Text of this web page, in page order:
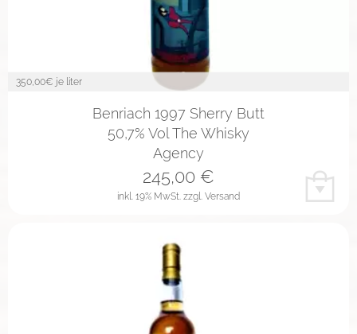
350,00€ je liter
Benriach 1997 Sherry Butt
50,7% Vol The Whisky
Agency
inkl. 19% MwSt. zzgl. Versand
245,00 €